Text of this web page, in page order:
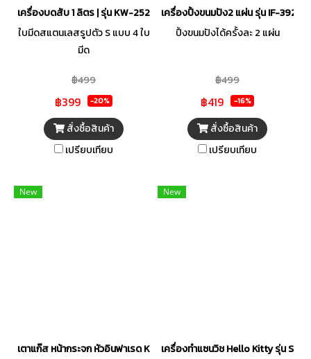
เครื่องบดสับ 1 ลิตร | รุ่น KW-252
ใบมีดสแตนเลสรูปตัว S แบบ 4 ใบ
มีด
฿499
฿399 -20%
สั่งซื้อสินค้า
เปรียบเทียบ
เครื่องปิ้งขนมปัง2 แผ่น รุ่น IF-392 มี
ปิ้งขนมปังได้ครั้งละ 2 แผ่น
฿499
฿419 -16%
สั่งซื้อสินค้า
เปรียบเทียบ
New
เตาแก๊ส หน้ากระจก หัวอินฟาเรด Kashiwa X-2500
New
เครื่องทำแซนวิช Hello Kitty รุ่น SW-